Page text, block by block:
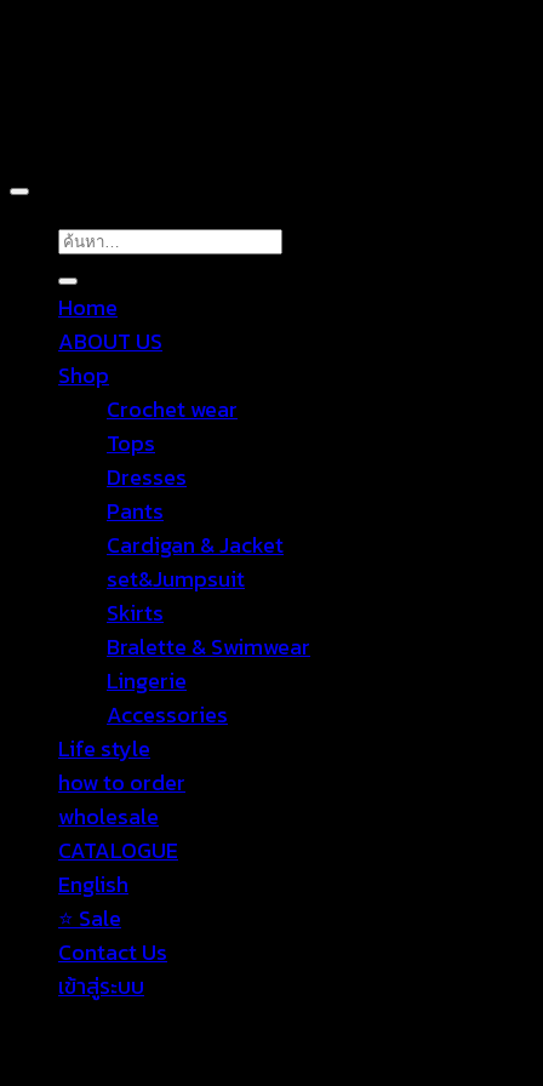
ค้นหา:
Home
ABOUT US
Shop
Crochet wear
Tops
Dresses
Pants
Cardigan & Jacket
set&Jumpsuit
Skirts
Bralette & Swimwear
Lingerie
Accessories
Life style
how to order
wholesale
CATALOGUE
English
⭐ Sale
Contact Us
เข้าสู่ระบบ